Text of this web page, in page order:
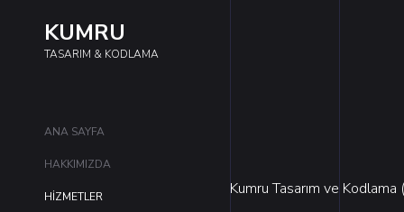
KUMRU
TASARIM & KODLAMA
ANA SAYFA
HAKKIMIZDA
HİZMETLER Kumru Tasarım ve